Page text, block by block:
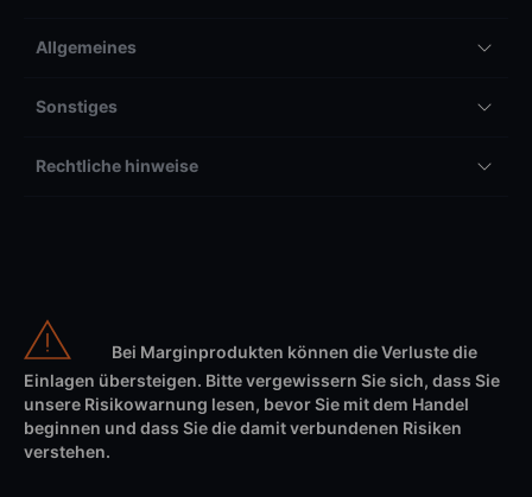
Allgemeines
Sonstiges
Rechtliche hinweise
Bei Marginprodukten können die Verluste die
Einlagen übersteigen. Bitte vergewissern Sie sich, dass Sie
unsere Risikowarnung lesen, bevor Sie mit dem Handel
beginnen und dass Sie die damit verbundenen Risiken
verstehen.